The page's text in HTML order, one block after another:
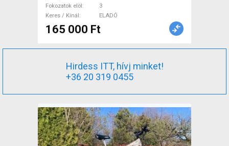
Fokozatok elöl
3
Keres / Kínál
ELADÓ
165 000 Ft
Hirdess ITT, hívj minket!
+36 20 319 0455